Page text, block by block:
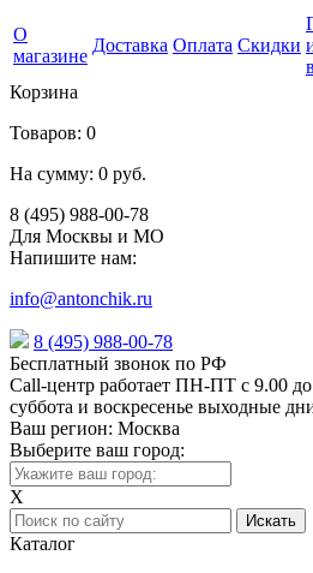
О
магазине
Доставка Оплата Скидки
Корзина
Товаров: 0
На сумму: 0 руб.
8 (495) 988-00-78
Для Москвы и МО
Напишите нам:
info@antonchik.ru
8 (495) 988-00-78
Бесплатный звонок по РФ
Call-центр работает ПН-ПТ с 9.00
суббота и воскресенье выходные
Ваш регион: Москва
Выберите ваш город:
X
Каталог